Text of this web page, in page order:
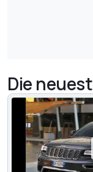
Die